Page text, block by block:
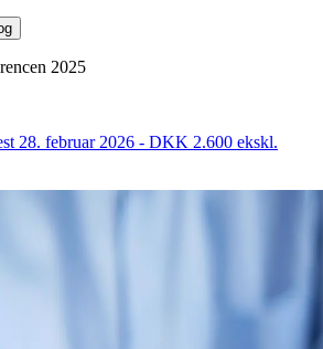
2025
28. februar 2026 - DKK 2.600 ekskl.